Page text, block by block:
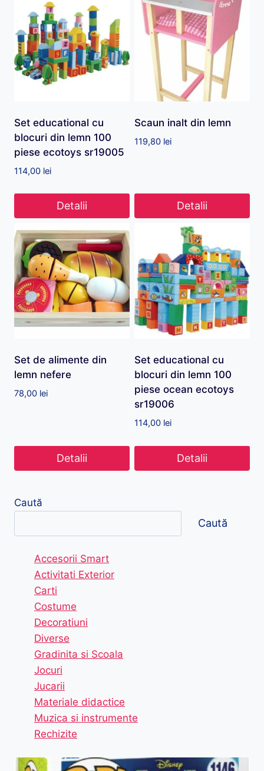
Set educational cu
blocuri din lemn 100
piese ecotoys sr19005
114,00 lei
Detalii
Scaun inalt din lemn
119,80 lei
Detalii
Set de alimente din
lemn nefere
78,00 lei
Detalii
Set educational cu
blocuri din lemn 100
piese ocean ecotoys
sr19006
114,00 lei
Detalii
Caută
Caută
Accesorii Smart
Activitati Exterior
Carti
Costume
Decoratiuni
Diverse
Gradinita si Scoala
Jocuri
Jucarii
Materiale didactice
Muzica si instrumente
Rechizite